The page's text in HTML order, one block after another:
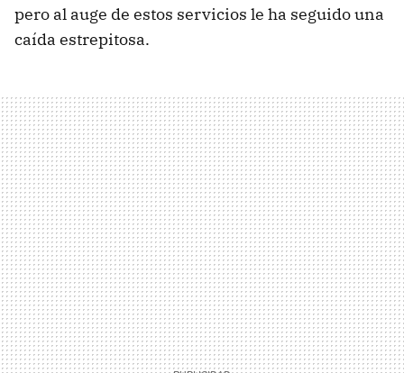
pero al auge de estos servicios le ha seguido una
caída estrepitosa.